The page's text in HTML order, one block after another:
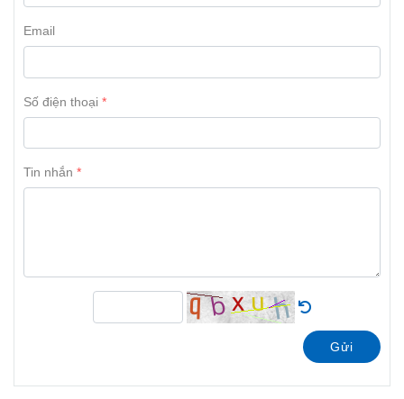
Email
Số điện thoại
Tin nhắn
Gửi